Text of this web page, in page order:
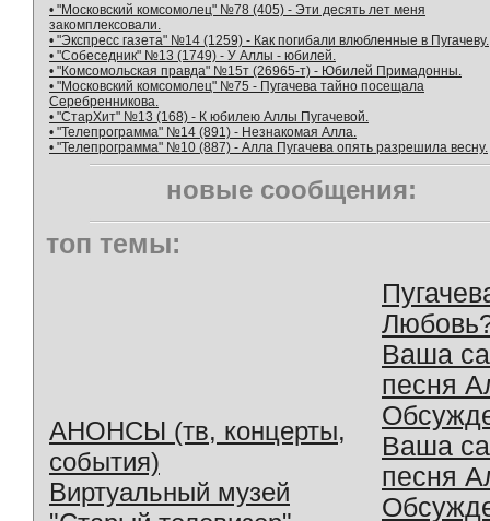
• "Московский комсомолец" №78 (405) - Эти десять лет меня
закомплексовали.
• "Экспресс газета" №14 (1259) - Как погибали влюбленные в Пугачеву.
• "Собеседник" №13 (1749) - У Аллы - юбилей.
• "Комсомольская правда" №15т (26965-т) - Юбилей Примадонны.
• "Московский комсомолец" №75 - Пугачева тайно посещала
Серебренникова.
• "СтарХит" №13 (168) - К юбилею Аллы Пугачевой.
• "Телепрограмма" №14 (891) - Незнакомая Алла.
• "Телепрограмма" №10 (887) - Алла Пугачева опять разрешила весну.
новые сообщения:
топ темы:
АНОНСЫ (тв, концерты,
события)
Виртуальный музей
Ваша
песня
Ваша
песня